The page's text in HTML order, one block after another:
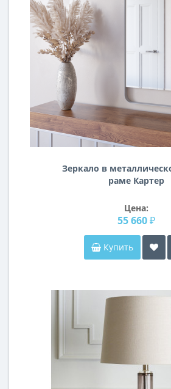
Зеркало в
раме Картер
Цена:
55 660 ₽
Купить